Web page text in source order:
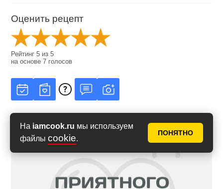
На iamcook.ru мы используем
файлы cookie.
ПОНЯТНО
Оценить рецепт
Рейтинг5 из5
на основе7 голосов